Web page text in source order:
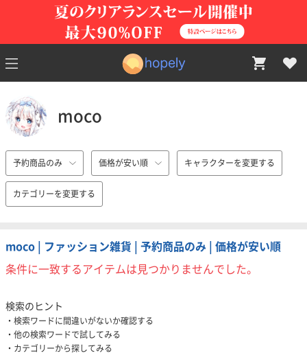
moco
予約商品のみ 価格が安い順 キャラクターを変更する
カテゴリーを変更する
moco | ファッション雑貨 | 予約商品のみ | 価格が安い順
条件に一致するアイテムは見つかりませんでした。
検索のヒント
検索ワードに間違いがないか確認する
他の検索ワードで試してみる
カテゴリーから探してみる